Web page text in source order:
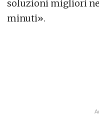
soluzioni migliori
minuti».